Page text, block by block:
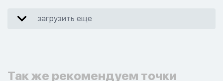
загрузить еще
Так же рекомендуем точки